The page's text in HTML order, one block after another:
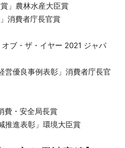
」農林水産大臣賞
消費者庁長官賞
オブ・ザ・イヤー 2021 ジャパ
営優良事例表彰」消費者庁長官
費・安全局長賞
推進表彰」環境大臣賞